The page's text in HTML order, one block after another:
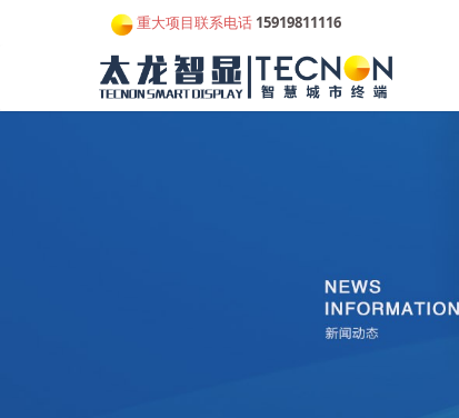
重大项目联系电话 15919811116